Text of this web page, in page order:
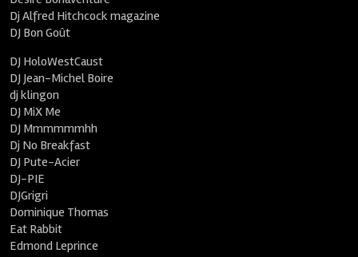
Dj Alfred Hitchcock magazine
DJ Bon Goût
DJ HoloWestCaust
DJ Jean-Michel Boire
dj klingon
DJ MiX Me
DJ Mmmmmmhh
Dj No Breakfast
DJ Pute-Acier
DJ-PIE
DJGrigri
Dominique Thomas
Eat Rabbit
Edmond Leprince